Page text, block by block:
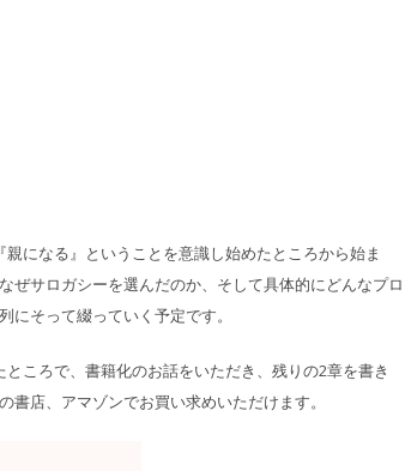
になる』ということを意識し始めたところから始ま
ぜサロガシーを選んだのか、そして具体的にどんなプロ
そって綴っていく予定です。
ころで、書籍化のお話をいただき、残りの2章を書き
店、アマゾンでお買い求めいただけます。